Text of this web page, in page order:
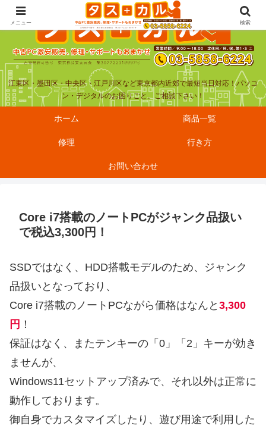
江東区・墨田区・中央区・江戸川区など東京都内近郊で最短当日対応！パソコ
ン・デジタルのお困りごと、ご相談下さい！
ホーム 商品一覧
修理 行き方
お問い合わせ
Core i7搭載のノートPCがジャンク品扱い
で税込3,300円！
SSDではなく、HDD搭載モデルのため、ジャンク
品扱いとなっており、
Core i7搭載のノートPCながら価格はなんと 3,300
円 ！
保証はなく、またテンキーの「0」「2」キーが効き
ませんが、
Windows11セットアップ済みで、それ以外は正常に
動作しております。
御自身でカスタマイズしたり、遊び用途で利用した
メニュー 検索